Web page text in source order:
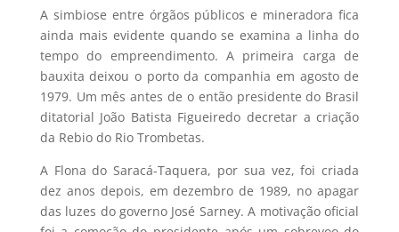
A simbiose entre órgãos públicos e mineradora fica
ainda mais evidente quando se examina a linha do
tempo do empreendimento. A primeira carga de
bauxita deixou o porto da companhia em agosto de
1979. Um mês antes de o então presidente do Brasil
ditatorial João Batista Figueiredo decretar a criação
da Rebio do Rio Trombetas.
A Flona do Saracá-Taquera, por sua vez, foi criada
dez anos depois, em dezembro de 1989, no apagar
das luzes do governo José Sarney. A motivação oficial